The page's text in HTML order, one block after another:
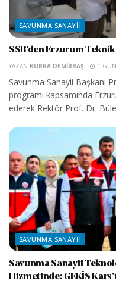
SAVUNMA SANAYII
SSB’den Erzurum
YAZAN KÜBRA DEMIRBAŞ 1
Savunma Sanayii Başkanı
programı kapsamında
ederek Rektör Prof. Dr.
SAVUNMA SANAYII
Savunma Sanayii
Hizmetinde: GEKİS